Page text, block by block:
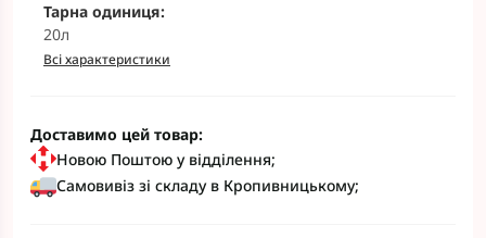
Тарна одиниця:
20л
Всі характеристики
Доставимо цей товар:
Новою Поштою у відділення;
Самовивіз зі складу в Кропивницькому;